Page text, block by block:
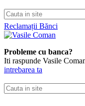
Cauta
in
site
Reclamații Bănci
Probleme cu banca?
Iti raspunde Vasile
intrebarea ta
Cauta
in